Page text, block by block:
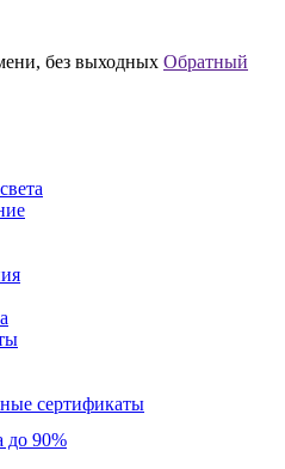
без выходных Обратный
сертификаты
до 90%